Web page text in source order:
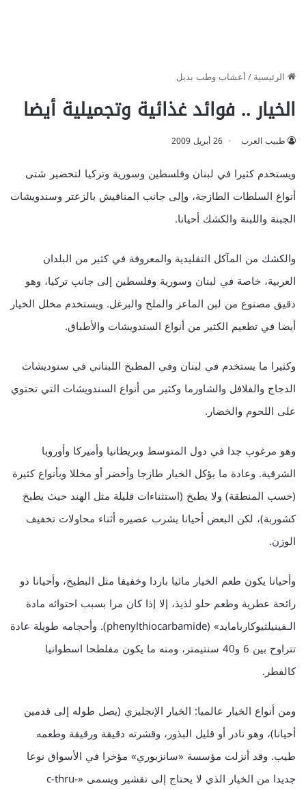
الرئيسية/أعشاب وطب بديل
الخيار .. فوائد غذائية وتجميلية أيضا
طبيب العرب 26 أبريل 2009
ويستخدم كثيرا في لبنان وفلسطين وسورية وتركيا لتحضير شتى
أنواع السلطات الطازجة، وإلى جانب المناقيش بالزعتر وسندويشات
الجبنة واللبنة والكشك أحيانا.
والكشك من المآكل التقليدية والمعروفة في كثير من البلدان
العربية، خاصة في لبنان وسورية وفلسطين إلى جانب تركيا، وهو
دقيق مصنوع من لبن الماعز والملح والبرغل. ويستخدم مخلل الخيار
أيضا في تطعيم الكثير من أنواع السندويشات والأطباق.
وكثيرا ما يستخدم في لبنان وفي المطبخ اللبناني في سنوديشات
الدجاج والفلافل والشاورما وكثير من أنواع السندويشات التي تحتوي
على اللحوم والخضار.
وهو مرغوب جدا في دول المتوسط وبريطانيا وأميركا وأوروبا
الشرقية. وعادة ما يؤكل الخيار طازجا وأخضر أو مخللا وبأنواع كثيرة
(حسب المنطقة) ولا يطبخ (استثناءات قليلة مثل الهند حيث يطبخ
كشوربة)، لكن البعض أحيانا يشرب عصيره أثناء محاولات تخفيف
الوزن.
وأحيانا يكون طعم الخيار مائيا باردا وخفيفا مثل البطيخ، وأحيانا ذو
رائحة عطرية وطعم حلو لذيذ، إلا إذا كان مرا بسبب احتوائه مادة
الـفينيلثيوكاربامايد» (phenylthiocarbamide). وأحجامه طويلة عادة
تتراوح بين 6 و40 سنتيمتر، ومنه ما يكون مفلطحا اسطوانيا
كالفطر.
ومن أنواع الخيار عالميا: الخيار الإنجليزي (يصل طوله إلى قدمين
أحيانا)، وهو نادر أو قليل البذور، وقشرته دقيقة ورقيقة وطعمه
طيب. وقد أنزلت مؤسسة «سانزبوري» مؤخرا في الأسواق نوعا
جديدا من الخيار الذي لا يحتاج إلى تقشير ويسمى «c-thru-